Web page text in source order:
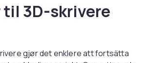
3D-skrivere
gjør det enklere att fortsätta